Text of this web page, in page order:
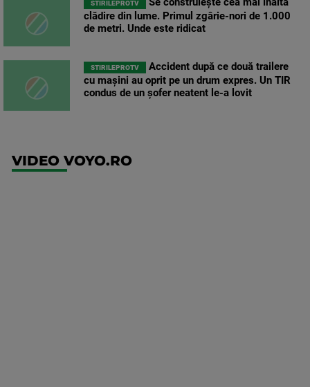
STIRILEPROTV
clădire din lume. Primul zgârie-nori de 1.000
de metri. Unde este ridicat
STIRILEPROTV
Accident după ce două trailere
cu mașini au oprit pe un drum expres. Un TIR
condus de un șofer neatent le-a lovit
VIDEO VOYO.RO